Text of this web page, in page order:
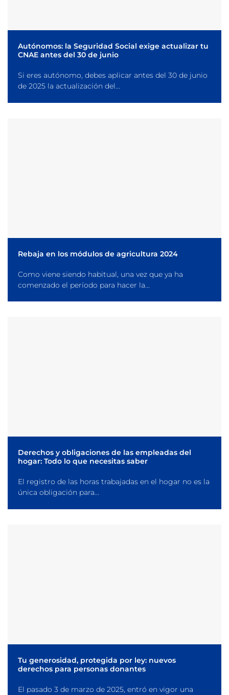
Autónomos: la Seguridad Social exige actualizar tu
CNAE antes del 30 de junio
Si eres autónomo, debes aplicar antes del 30 de junio
de 2025 la actualización del...
Rebaja en los módulos de agricultura 2024
Como viene siendo habitual, una vez que ya ha
comenzado el período para hacer la...
Derechos y obligaciones de las empleadas del
hogar: Todo lo que necesitas saber
El registro de las horas trabajadas en el hogar no es la
única obligación para...
Tu generosidad, protegida por ley: nuevos
derechos para personas donantes
El pasado 3 de marzo de 2025, entró en vigor una